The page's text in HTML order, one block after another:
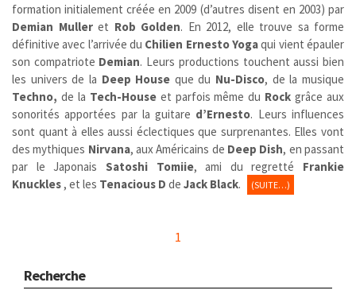
formation initialement créée en 2009 (d’autres disent en 2003) par
Demian Mulleret Rob Golden. En 2012, elle trouve sa forme
définitive avec l’arrivée du Chilien Ernesto Yogaqui vient épauler
son compatriote Demian. Leurs productions touchent aussi bien
les univers de la Deep House que du Nu-Disco, de la musique
Techno, de la Tech-House et parfois même du Rock grâce aux
sonorités apportées par la guitare d’Ernesto. Leurs influences
sont quant à elles aussi éclectiques que surprenantes. Elles vont
des mythiques Nirvana, aux Américains de Deep Dish, en passant
par le Japonais Satoshi Tomiie, ami du regretté Frankie
Knuckles, et les Tenacious D de Jack Black. (SUITE…)
1
Recherche